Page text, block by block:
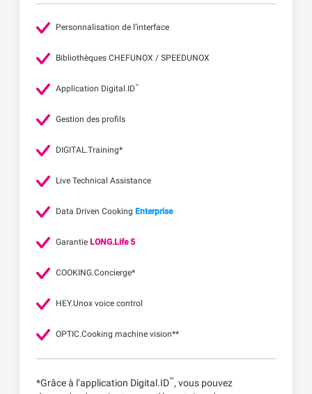
Personnalisation de l’interface
Bibliothèques CHEFUNOX / SPEEDUNOX
Application Digital.ID™
Gestion des profils
DIGITAL.Training*
Live Technical Assistance
Data Driven Cooking Enterprise
Garantie LONG.Life 5
COOKING.Concierge*
HEY.Unox voice control
OPTIC.Cooking machine vision**
*Grâce à l’application Digital.ID™, vous pouvez